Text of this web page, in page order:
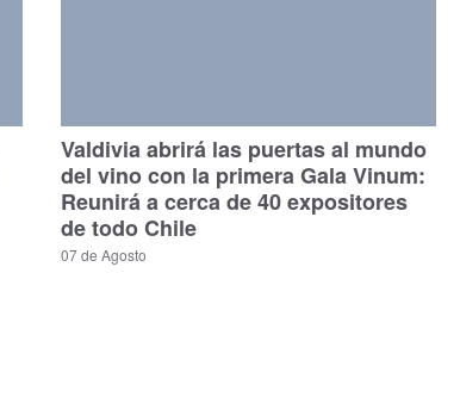
Valdivia abrirá las puertas al mundo
del vino con la primera Gala Vinum:
Reunirá a cerca de 40 expositores
de todo Chile
07 de Agosto